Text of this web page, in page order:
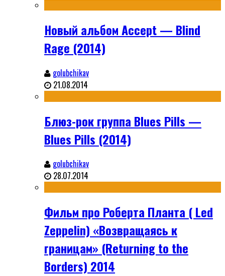
Новый альбом Accept — Blind
Rage (2014)
golubchikav
21.08.2014
Блюз-рок группа Blues Pills —
Blues Pills (2014)
golubchikav
28.07.2014
Фильм про Роберта Планта ( Led
Zeppelin) «Возвращаясь к
границам» (Returning to the
Borders) 2014